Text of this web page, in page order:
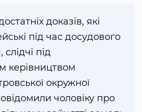
доказів, які
під час досудового
під
керівництвом
окружної
чоловіку про